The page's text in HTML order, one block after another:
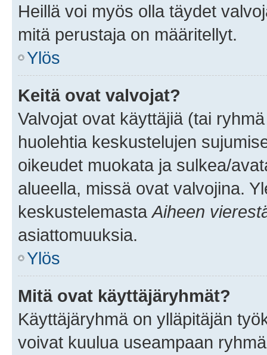
Heillä voi myös olla täydet
mitä perustaja on määritellyt.
Ylös
Keitä ovat valvojat?
Valvojat ovat käyttäjiä (tai
huolehtia keskustelujen
oikeudet muokata ja sulkea/
alueella, missä ovat valvojina.
keskustelemasta Aiheen
asiattomuuksia.
Ylös
Mitä ovat käyttäjäryhmät?
Käyttäjäryhmä on ylläpitäjän
voivat kuulua useampaan